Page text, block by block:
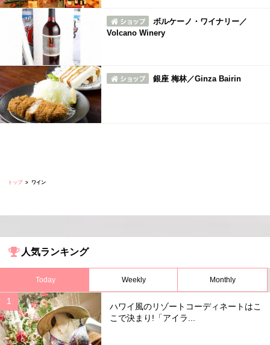
ボルケーノ・ワイナリー／
Volcano Winery
銀座 梅林／Ginza Bairin
トップ ワイン
人気ランキング
Today Weekly Monthly
ハワイ風のリゾートコーディネートはこ
こで決まり!「アイラ...